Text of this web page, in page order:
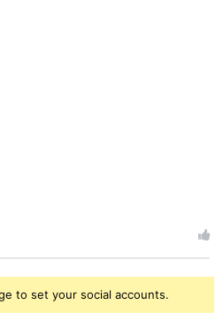
to set your social accounts.